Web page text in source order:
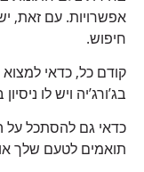
אפשרויות. עם זאת,
​​חיפוש.
קודם כל, כדאי למצוא
בג’ורג’יה ויש לו
כדאי גם להסתכל על
תואמים לטעם שלך או